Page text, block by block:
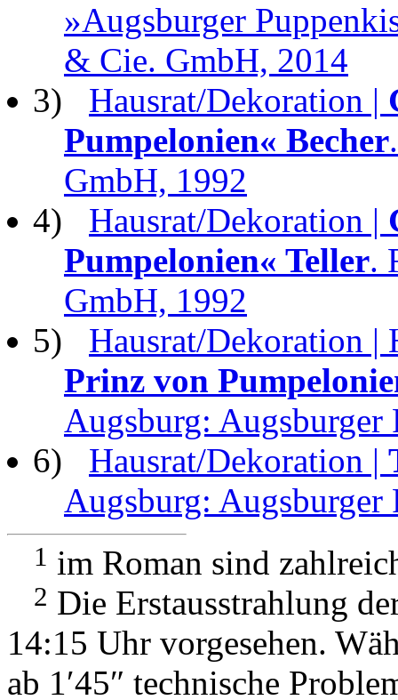
»Augsburger
& Cie. GmbH, 2014
3) Hausrat/Dekoration |
Pumpelonien« Becher
GmbH, 1992
4) Hausrat/Dekoration |
Pumpelonien« Teller.
GmbH, 1992
5) Hausrat/Dekoration |
Prinz von
Augsburg: Augsburger
6) Hausrat/Dekoration |
Augsburg: Augsburger
1 im Roman sind
2 Die Erstausstrahlung
14:15 Uhr vorgesehen.
ab 1′45″ technische